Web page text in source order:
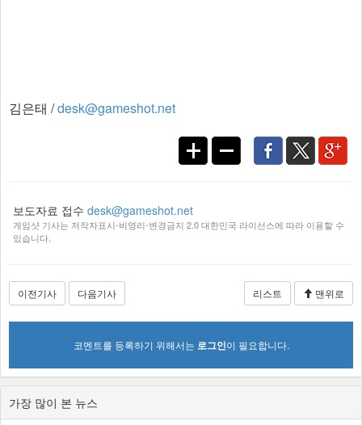
김은태 /desk@gameshot.net
보도자료 접수 desk@gameshot.net
게임샷 기사는 저작자표시-비영리-변경금지 2.0 대한민국 라이선스에 따라 이용할 수
있습니다.
이전기사 다음기사 리스트 맨위로
코멘트를 등록하기 위해서는 로그인이 필요합니다.
가장 많이 본 뉴스